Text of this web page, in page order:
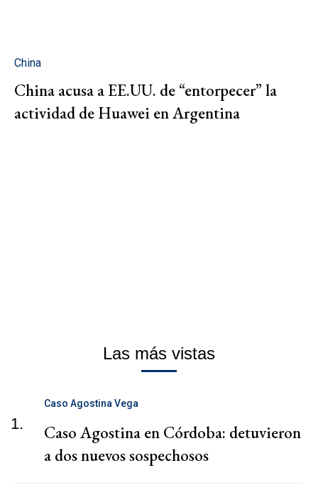
China
China acusa a EE.UU. de “entorpecer” la
actividad de Huawei en Argentina
Las más vistas
1.
Caso Agostina Vega
Caso Agostina en Córdoba: detuvieron
a dos nuevos sospechosos